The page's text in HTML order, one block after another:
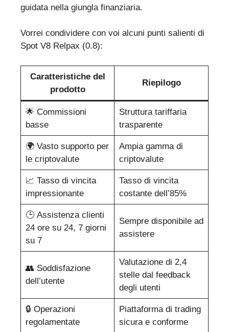
guidata nella giungla finanziaria.
Vorrei condividere con voi alcuni punti salienti di
Spot V8 Relpax (0.8):
Caratteristiche del
prodotto
Riepilogo
🌟 Commissioni
basse
Struttura tariffaria
trasparente
🌍 Vasto supporto per
le criptovalute
Ampia gamma di
criptovalute
📈 Tasso di vincita
impressionante
Tasso di vincita
costante dell’85%
🕒 Assistenza clienti
24 ore su 24, 7 giorni
su 7
Sempre disponibile ad
assistere
👥 Soddisfazione
dell’utente
Valutazione di 2,4
stelle dal feedback
degli utenti
🔒 Operazioni
regolamentate
Piattaforma di trading
sicura e conforme